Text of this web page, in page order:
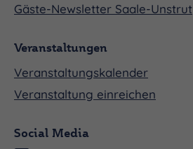
Gäste-Newsletter Saale-Unstrut
Veranstaltungen
Veranstaltungskalender
Veranstaltung einreichen
Social Media